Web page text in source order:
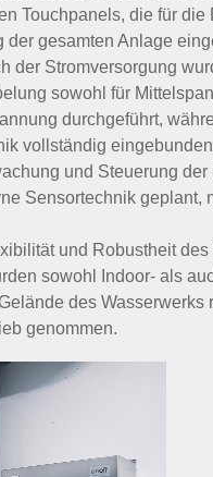
Touchpanels, die für die
der gesamten Anlage
der Stromversorgung
sowohl für
durchgeführt,
vollständig
und Steuerung der
Sensortechnik geplant,
und Robustheit des
sowohl Indoor- als
des Wasserwerks
genommen.